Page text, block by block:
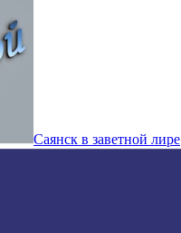
Саянск в заветной лире